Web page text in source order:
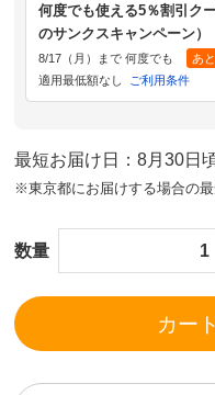
何度でも使える5％割引ク
のサンクスキャンペーン）
8/17（月）まで 何度でも
あ
適用最低額なし
ご利用条件
最短お届け日：8月30日
※東京都にお届けする場合の最
数量 1
カー